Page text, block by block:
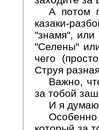
А потом
казаки-
"знамя", или
"Селены"
чего
Струя
Важно,
за тобой
И я